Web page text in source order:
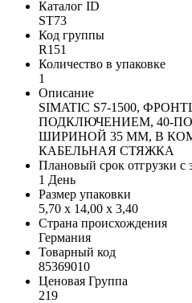
Каталог ID
ST73
Код группы
R151
Количество в упаковке
1
Описание
SIMATIC S7-1500,
ПОДКЛЮЧЕНИЕМ, 40-
ШИРИНОЙ 35 ММ, В
КАБЕЛЬНАЯ СТЯЖКА
Плановый срок отгрузки с
1 День
Размер упаковки
5,70 x 14,00 x 3,40
Страна происхождения
Германия
Товарный код
85369010
Ценовая Группа
219